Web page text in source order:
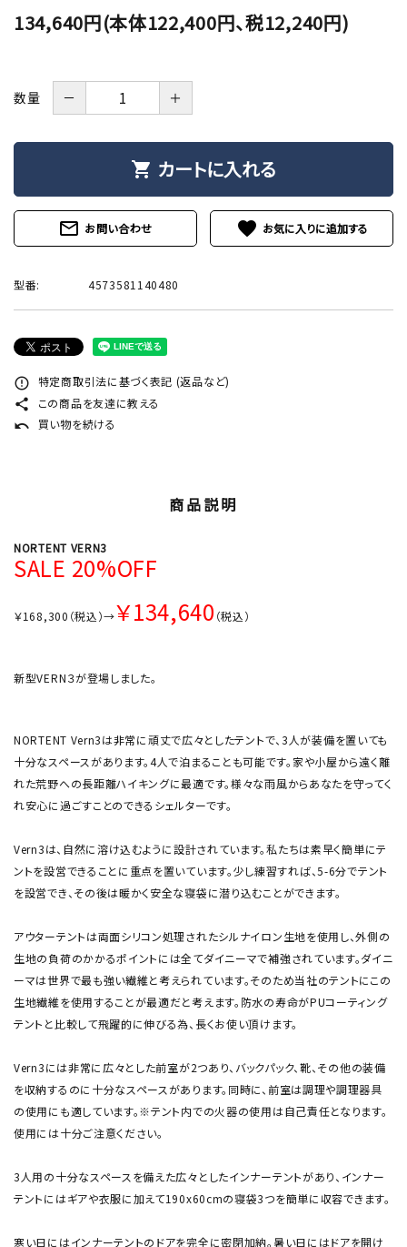
134,640円(本体122,400円、税12,240円)
数量 － ＋
shopping_cart カートに入れる
mail_outline お問い合わせ favorite
型番: 4573581140480
error_outline 特定商取引法に基づく表記 (返品など)
share この商品を友達に教える
undo 買い物を続ける
商品説明
NORTENT VERN3
SALE 20%OFF
￥168,300（税込）→￥134,640 （税込）
新型VERN３が登場しました。
NORTENT Vern3は非常に頑丈で広々としたテントで、3人が装備を置いても
十分なスペースがあります。4人で泊まることも可能です。家や小屋から遠く離
れた荒野への長距離ハイキングに最適です。様々な雨風からあなたを守ってく
れ安心に過ごすことのできるシェルターです。
Vern3は、自然に溶け込むように設計されています。私たちは素早く簡単にテ
ントを設営できることに重点を置いています。少し練習すれば、5-6分でテント
を設営でき、その後は暖かく安全な寝袋に潜り込むことができます。
アウターテントは両面シリコン処理されたシルナイロン生地を使用し、外側の
生地の負荷のかかるポイントには全てダイニーマで補強されています。ダイニ
ーマは世界で最も強い繊維と考えられています。そのため当社のテントにこの
生地繊維を使用することが最適だと考えます。防水の寿命がPUコーティング
テントと比較して飛躍的に伸びる為、長くお使い頂けます。
Vern3には非常に広々とした前室が2つあり、バックパック、靴、その他の装備
を収納するのに十分なスペースがあります。同時に、前室は調理や調理器具
の使用にも適しています。※テント内での火器の使用は自己責任となります。
使用には十分ご注意ください。
3人用の十分なスペースを備えた広々としたインナーテントがあり、インナー
テントにはギアや衣服に加えて190x60cmの寝袋3つを簡単に収容できます。
寒い日にはインナーテントのドアを完全に密閉加納。暑い日にはドアを開け